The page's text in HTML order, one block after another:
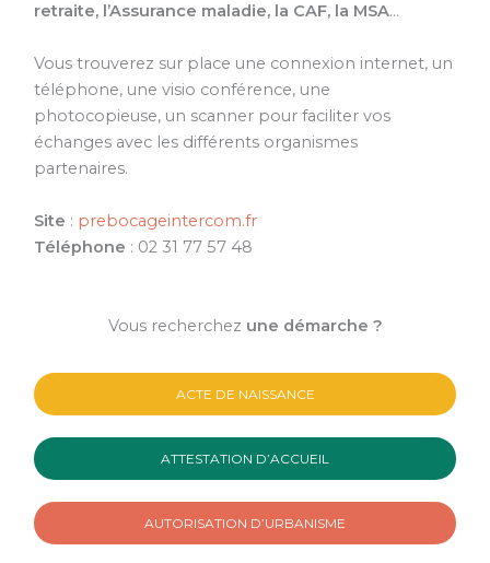
retraite, l’Assurance maladie, la CAF, la MSA…
Vous trouverez sur place une connexion internet, un
téléphone, une visio conférence, une
photocopieuse, un scanner pour faciliter vos
échanges avec les différents organismes
partenaires.
Site : prebocageintercom.fr
Téléphone : 02 31 77 57 48
Vous recherchez une démarche ?
ACTE DE NAISSANCE
ATTESTATION D’ACCUEIL
AUTORISATION D’URBANISME